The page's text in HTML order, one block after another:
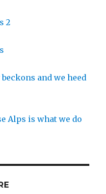
2
and we heed
Alps is what we do